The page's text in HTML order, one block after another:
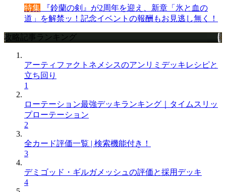
特集 『鈴蘭の剣』が2周年を迎え、新章「氷と血の
道」を解禁ッ！記念イベントの報酬もお見逃し無く！
攻略記事ランキング
アーティファクトネメシスのアンリミデッキレシピと
立ち回り
1
ローテーション最強デッキランキング｜タイムスリッ
プローテーション
2
全カード評価一覧 | 検索機能付き！
3
デミゴッド・ギルガメッシュの評価と採用デッキ
4